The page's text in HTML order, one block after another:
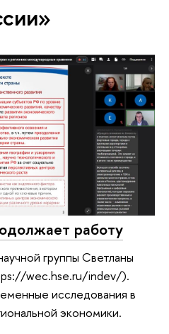
работу
группы Светланы
wec.hse.ru/indev/).
исследования в
экономики.